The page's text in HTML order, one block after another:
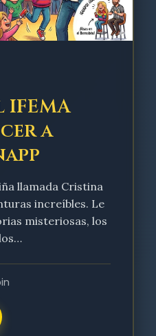
a
llamada Cristina
increíbles. Le
misteriosas, los